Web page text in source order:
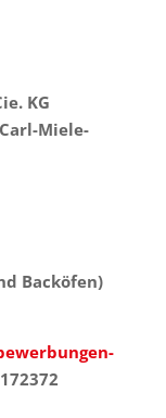
KG
Miele-
Backöfen)